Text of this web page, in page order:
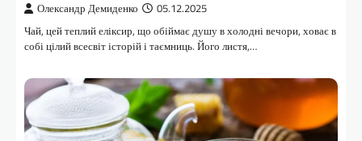
Олександр Демиденко 05.12.2025
Чай, цей теплий еліксир, що обіймає душу в холодні вечори, ховає в
собі цілий всесвіт історій і таємниць. Його листя,…